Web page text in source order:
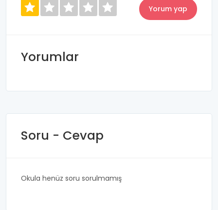
Yorumlar
Soru - Cevap
Okula henüz soru sorulmamış